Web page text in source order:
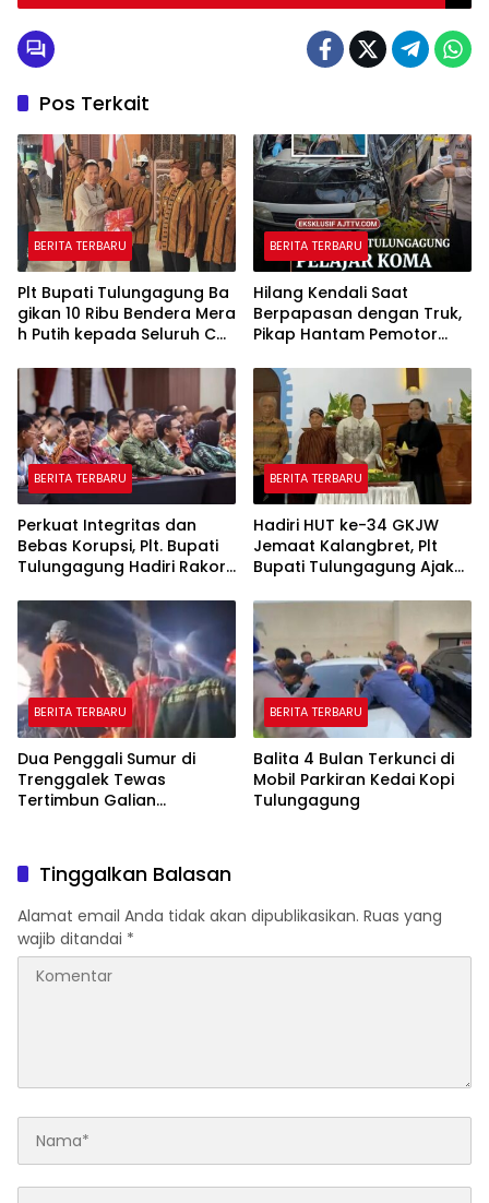
Pos Terkait
BERITA TERBARU
Plt Bupati Tulungagung Ba
gikan 10 Ribu Bendera Mera
h Putih kepada Seluruh Ca
BERITA TERBARU
Hilang Kendali Saat
Berpapasan dengan Truk,
Pikap Hantam Pemotor
Tulungagung
BERITA TERBARU
Perkuat Integritas dan
Bebas Korupsi, Plt. Bupati
Tulungagung Hadiri Rakor
BERITA TERBARU
Hadiri HUT ke-34 GKJW
Jemaat Kalangbret, Plt
Bupati Tulungagung Ajak
BERITA TERBARU
Dua Penggali Sumur di
Trenggalek Tewas
Tertimbun Galian
BERITA TERBARU
Balita 4 Bulan Terkunci di
Mobil Parkiran Kedai Kopi
Tulungagung
Tinggalkan Balasan
Alamat email Anda tidak akan dipublikasikan. Ruas yang
wajib ditandai *